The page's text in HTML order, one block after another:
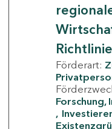
Förderart:
Forschung,